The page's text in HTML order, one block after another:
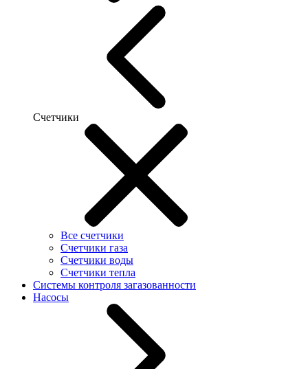
Счетчики
Все счетчики
Счетчики газа
Счетчики воды
Счетчики тепла
Системы контроля загазованности
Насосы